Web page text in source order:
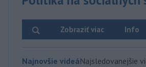
Info
Zobraziť viac
Najnovšie videáNajsledovanejšie